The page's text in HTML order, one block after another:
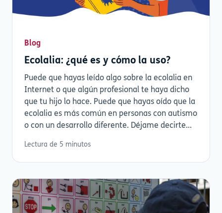
Blog
Ecolalia: ¿qué es y cómo la uso?
Puede que hayas leído algo sobre la ecolalia en
Internet o que algún profesional te haya dicho
que tu hijo lo hace. Puede que hayas oído que la
ecolalia es más común en personas con autismo
o con un desarrollo diferente. Déjame decirte...
Lectura de 5 minutos